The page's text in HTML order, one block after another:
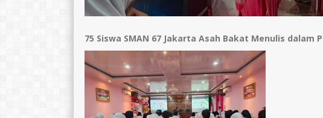
75 Siswa SMAN 67 Jakarta Asah Bakat Menulis dalam